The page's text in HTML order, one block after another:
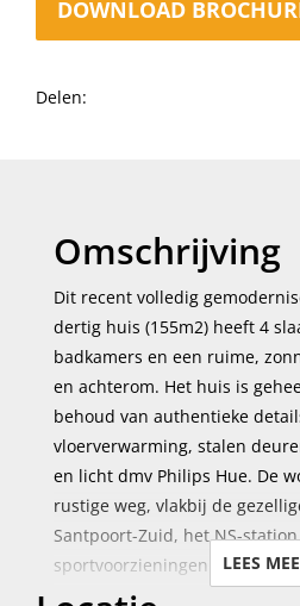
DOWNLOAD
Delen:
Omschrijving
Dit recent volledig
dertig huis (155m2) heeft 4
badkamers en een ruime,
en achterom. Het huis is
behoud van authentieke
vloerverwarming, stalen
en licht dmv Philips Hue. De
rustige weg, vlakbij de
Santpoort-Zuid, het NS-
sportvoorzieningen en
van Haarlem ligt op 10 min.
LEES